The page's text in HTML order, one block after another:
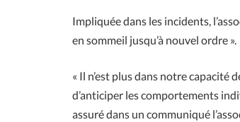
Impliquée dans les incidents,
en sommeil jusqu’à nouvel ordre ».
« Il n’est plus dans notre
d’anticiper les comportements
assuré dans un communiqué